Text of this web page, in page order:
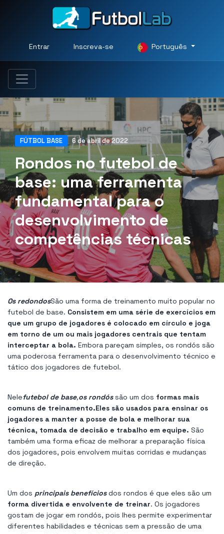
Entrar Inscreva-se Português
FÚTBOL BASE 6 de abril de 2022
Rondos no futebol de
base: uma ferramenta
fundamental para o
desenvolvimento de
competências técnicas
Os redondosSão uma forma de treinamento muito popular no
futebol de base. Consistem em uma série de exercícios em
que um grupo de jogadores é colocado em círculo e joga
em torno de um ou mais jogadores centrais que tentam
interceptar a bola. Embora pareçam simples, os rondós são
uma poderosa ferramenta para o desenvolvimento técnico e
tático dos jogadores de futebol.
Nelefutebol de base,os rondóssão um dos formas mais
comuns de treinamento.Eles são usados ​​para ensinar os
jogadores a manter a posse de bola e melhorar sua
técnica, tomada de decisão e trabalho em equipe. São
também uma forma eficaz de melhorar a preparação física
dos jogadores, pois envolvem muitas corridas e mudanças
de direção.
Um dos principais benefíciosdos rondos é que eles são um
forma divertida e envolvente de treinar. Os jogadores
gostam de jogar em rondós, pois lhes permite experimentar
diferentes habilidades e técnicas sem a pressão de uma